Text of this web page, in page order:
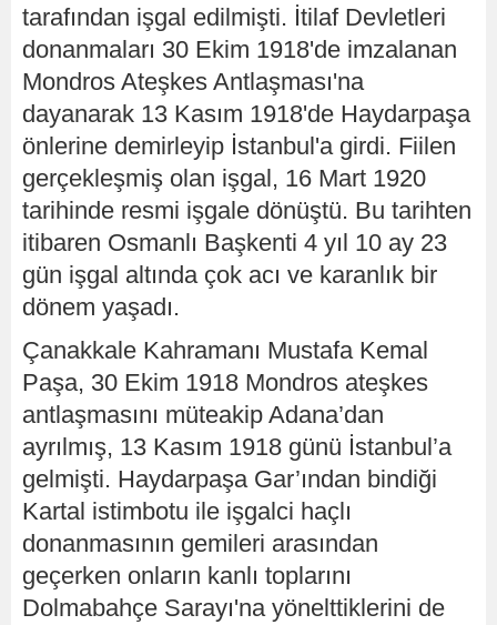
tarafından işgal edilmişti. İtilaf Devletleri
donanmaları 30 Ekim 1918'de imzalanan
Mondros Ateşkes Antlaşması'na
dayanarak 13 Kasım 1918'de Haydarpaşa
önlerine demirleyip İstanbul'a girdi. Fiilen
gerçekleşmiş olan işgal, 16 Mart 1920
tarihinde resmi işgale dönüştü. Bu tarihten
itibaren Osmanlı Başkenti 4 yıl 10 ay 23
gün işgal altında çok acı ve karanlık bir
dönem yaşadı.
Çanakkale Kahramanı Mustafa Kemal
Paşa, 30 Ekim 1918 Mondros ateşkes
antlaşmasını müteakip Adana’dan
ayrılmış, 13 Kasım 1918 günü İstanbul’a
gelmişti. Haydarpaşa Gar’ından bindiği
Kartal istimbotu ile işgalci haçlı
donanmasının gemileri arasından
geçerken onların kanlı toplarını
Dolmabahçe Sarayı'na yönelttiklerini de